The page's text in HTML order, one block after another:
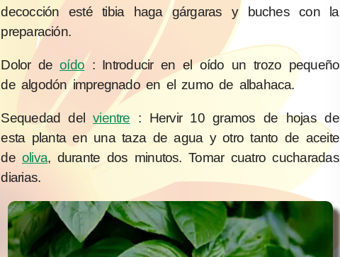
decocción esté tibia haga gárgaras y buches con la
preparación.
Dolor deoído: Introducir en el oído un trozo pequeño
de algodón impregnado en el zumo de albahaca.
Sequedad delvientre
: Hervir 10 gramos de hojas de
esta planta en una taza de agua y otro tanto de aceite
de oliva, durante dos minutos. Tomar cuatro cucharadas
diarias.